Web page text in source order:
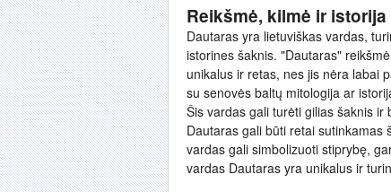
Reikšmė, kilmė ir istorija
Dautaras yra lietuviškas vardas,
istorines šaknis. "Dautaras"
unikalus ir retas, nes jis nėra labai
su senovės baltų mitologija ar
Šis vardas gali turėti gilias šaknis
Dautaras gali būti retai sutinkamas
vardas gali simbolizuoti stiprybę,
vardas Dautaras yra unikalus ir